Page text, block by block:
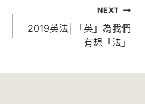
NEXT
2019英法│「英」為我們
有想「法」